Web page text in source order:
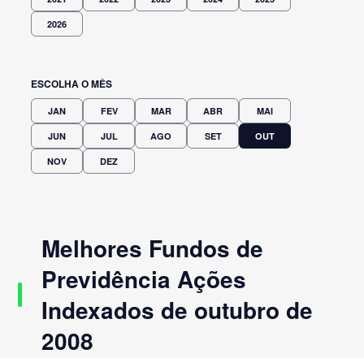
2026
ESCOLHA O MÊS
JAN FEV MAR ABR MAI
JUN JUL AGO SET OUT
NOV DEZ
Melhores Fundos de
Previdência Ações
Indexados de outubro de
2008